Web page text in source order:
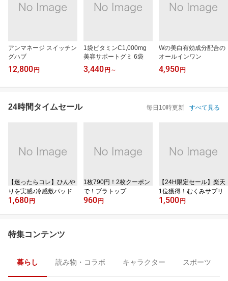
アンマネージ スイッチン
グハブ
12,800 円
1袋ビタミンC1,000mg
美容サポートグミ 6袋
3,440 円 ～
Wの美白有効成分配合の
オールインワン
4,950 円
24時間タイムセール 毎日10時更新 すべて見る
【迷ったらコレ】ひんや
りを実感♪冷感敷パッド
1,680 円
1枚790円！2枚クーポン
で！ブラトップ
960 円
【24H限定セール】楽天
1位獲得！むくみサプリ
1,500 円
特集コンテンツ
暮らし 読み物・コラボ キャラクター スポーツ